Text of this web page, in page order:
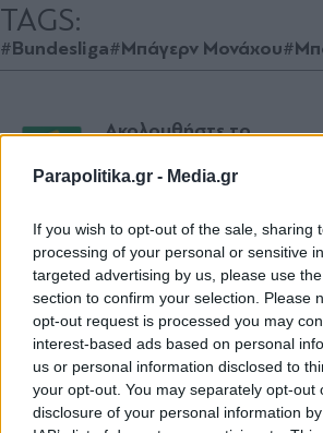
Parapolitika.gr - Media.gr
If you wish to opt-out of the sale, sharing
processing of your personal or sensitive
targeted advertising by us, please use
section to confirm your selection. Please
opt-out request is processed you may
interest-based ads based on personal
us or personal information disclosed to
your opt-out. You may separately opt-out
disclosure of your personal information
TAGS:
#Bundesliga#Μπάγερν Μονάχου
Ακολουθήστε το
News για άμεση και
Ακολουθήστε μας στο
facebook
Ακολουθήστε μας στο
twitter